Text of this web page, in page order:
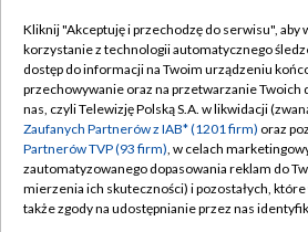
Sklep TVP
Biuro
Oferta
Telegazeta
Emisja w TVP
Polityka
Moje zgody
Biuro
Kontakt
Kliknij "Akceptuję i przechodzę do serwisu", aby
korzystanie z technologii automatycznego
dostęp do informacji na Twoim urządzeniu
przechowywanie oraz na przetwarzanie Twoich
nas, czyli Telewizję Polską S.A. w likwidacji
Zaufanych Partnerów z IAB* (1201 firm) oraz
Partnerów TVP (93 firm), w celach
zautomatyzowanego dopasowania reklam do
mierzenia ich skuteczności) i pozostałych,
także zgody na udostępnianie przez nas